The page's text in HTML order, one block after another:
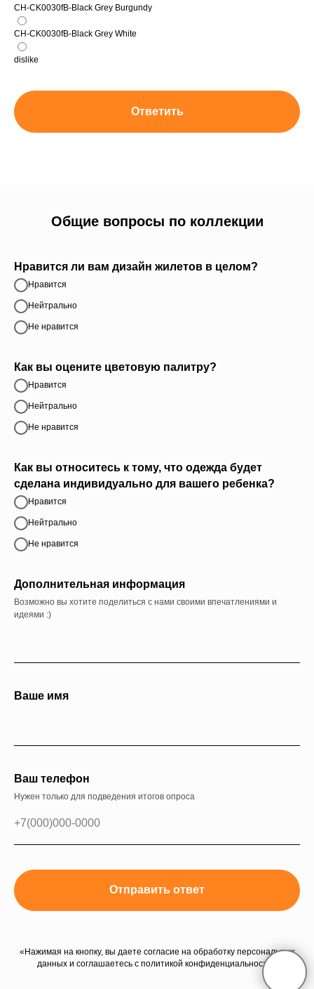
CH-CK0030fB-Black Grey Burgundy
CH-CK0030fB-Black Grey White
dislike
Ответить
Общие вопросы по коллекции
Нравится ли вам дизайн жилетов в целом?
Нравится
Нейтрально
Не нравится
Как вы оцените цветовую палитру?
Нравится
Нейтрально
Не нравится
Как вы относитесь к тому, что одежда будет
сделана индивидуально для вашего ребенка?
Нравится
Нейтрально
Не нравится
Дополнительная информация
Возможно вы хотите поделиться с нами своими впечатлениями и
идеями :)
Ваше имя
Ваш телефон
Нужен только для подведения итогов опроса
Отправить ответ
«Нажимая на кнопку, вы даете согласие на обработку персональных
данных и соглашаетесь c политикой конфиденциальности»